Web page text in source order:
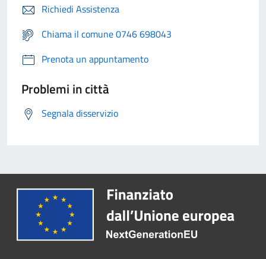
Richiedi Assistenza
Chiama il comune 0746 698043
Prenota un appuntamento
Problemi in città
Segnala disservizio